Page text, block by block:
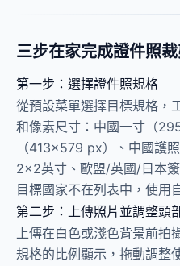
三步在家完成證件照
第一步：選擇證件照規格
從預設菜單選擇目標規格，
和像素尺寸：中國一寸（
（413×579 px）、中國護
2×2英寸、歐盟/英國/日本
目標國家不在列表中，使用
第二步：上傳照片並調整頭
上傳在白色或淺色背景前拍
規格的比例顯示，拖動調整